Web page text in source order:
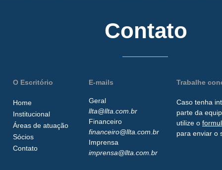
Contato
O Escritório
Home
Institucional
Áreas de atuação
Sócios
Contato
E-mails
Geral
llta@llta.com.br
Financeiro
financeiro@llta.com.br
Imprensa
imprensa@llta.com.br
Trabalhe
Caso tenha
parte da
utilize o
para enviar o